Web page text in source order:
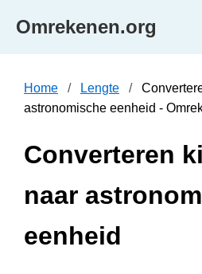
Omrekenen.org
Home Lengte
astronomische eenheid -
Converteren
naar
eenheid